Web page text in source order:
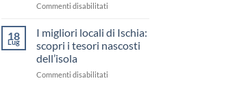
e
Murata
Procida:
tuffo
Commenti disabilitatisu
the
beaches
Procida
18
Lug
I migliori locali di Ischia:
scopri i tesori nascosti
dell’isola
Commenti disabilitatisu